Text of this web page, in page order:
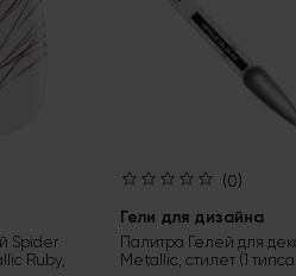
Spider
Ruby,
(0)
Гели для дизайна
Палитра Гелей для
Metallic, стилет (1